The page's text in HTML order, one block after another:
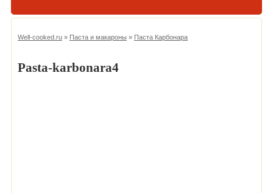
Well-cooked.ru » Паста и макароны » Паста Карбонара
Pasta-karbonara4